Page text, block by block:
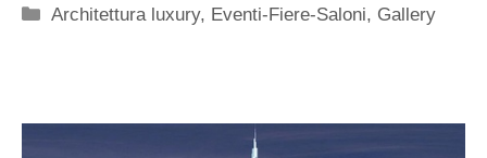
Categorie
Architettura luxury, Eventi-Fiere-Saloni, Gallery